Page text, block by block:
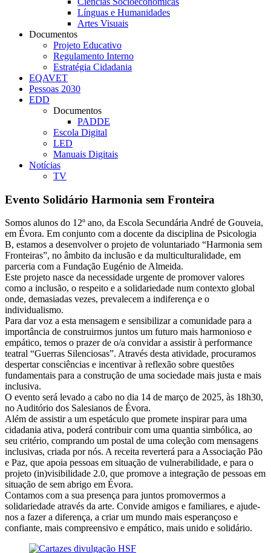
Línguas e Humanidades
Artes Visuais
Documentos
Projeto Educativo
Regulamento Interno
Estratégia Cidadania
EQAVET
Pessoas 2030
EDD
Documentos
PADDE
Escola Digital
LED
Manuais Digitais
Notícias
TV
Evento Solidário Harmonia sem Fronteira
Somos alunos do 12º ano, da Escola Secundária André de Gouveia,
em Évora. Em conjunto com a docente da disciplina de Psicologia
B, estamos a desenvolver o projeto de voluntariado “Harmonia sem
Fronteiras”, no âmbito da inclusão e da multiculturalidade, em
parceria com a Fundação Eugénio de Almeida.
Este projeto nasce da necessidade urgente de promover valores
como a inclusão, o respeito e a solidariedade num contexto global
onde, demasiadas vezes, prevalecem a indiferença e o
individualismo.
Para dar voz a esta mensagem e sensibilizar a comunidade para a
importância de construirmos juntos um futuro mais harmonioso e
empático, temos o prazer de o/a convidar a assistir à performance
teatral “Guerras Silenciosas”. Através desta atividade, procuramos
despertar consciências e incentivar à reflexão sobre questões
fundamentais para a construção de uma sociedade mais justa e mais
inclusiva.
O evento será levado a cabo no dia 14 de março de 2025, às 18h30,
no Auditório dos Salesianos de Évora.
Além de assistir a um espetáculo que promete inspirar para uma
cidadania ativa, poderá contribuir com uma quantia simbólica, ao
seu critério, comprando um postal de uma coleção com mensagens
inclusivas, criada por nós. A receita reverterá para a Associação Pão
e Paz, que apoia pessoas em situação de vulnerabilidade, e para o
projeto (in)visibilidade 2.0, que promove a integração de pessoas em
situação de sem abrigo em Évora.
Contamos com a sua presença para juntos promovermos a
solidariedade através da arte. Convide amigos e familiares, e ajude-
nos a fazer a diferença, a criar um mundo mais esperançoso e
confiante, mais compreensivo e empático, mais unido e solidário.